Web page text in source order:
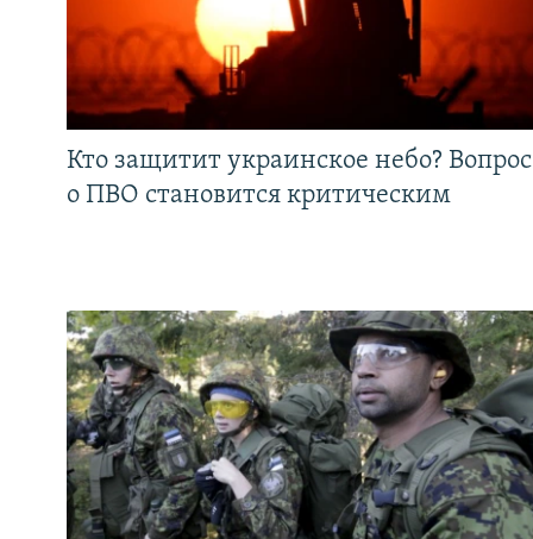
Кто защитит украинское небо? Вопрос
о ПВО становится критическим